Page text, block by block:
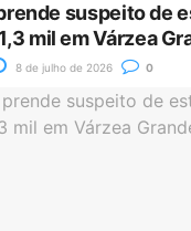
suspeito de
mil em Várzea
8 de julho de 2026 0